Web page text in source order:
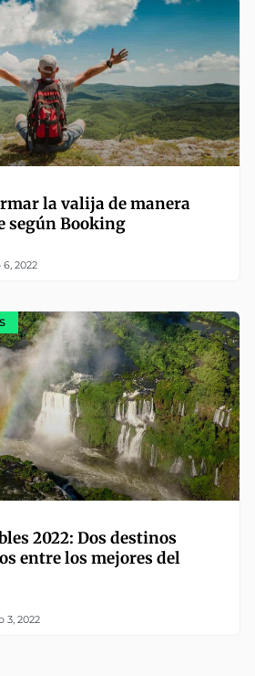
la valija de manera
según Booking
6, 2022
2022: Dos destinos
entre los mejores del
3, 2022